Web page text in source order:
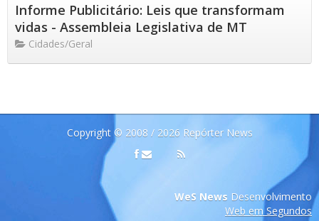
Informe Publicitário: Leis que transformam
vidas - Assembleia Legislativa de MT
Cidades/Geral
Copyright © 2008 / 2026 Repórter News
WeS News Desenvolvimento
Web em Segundos